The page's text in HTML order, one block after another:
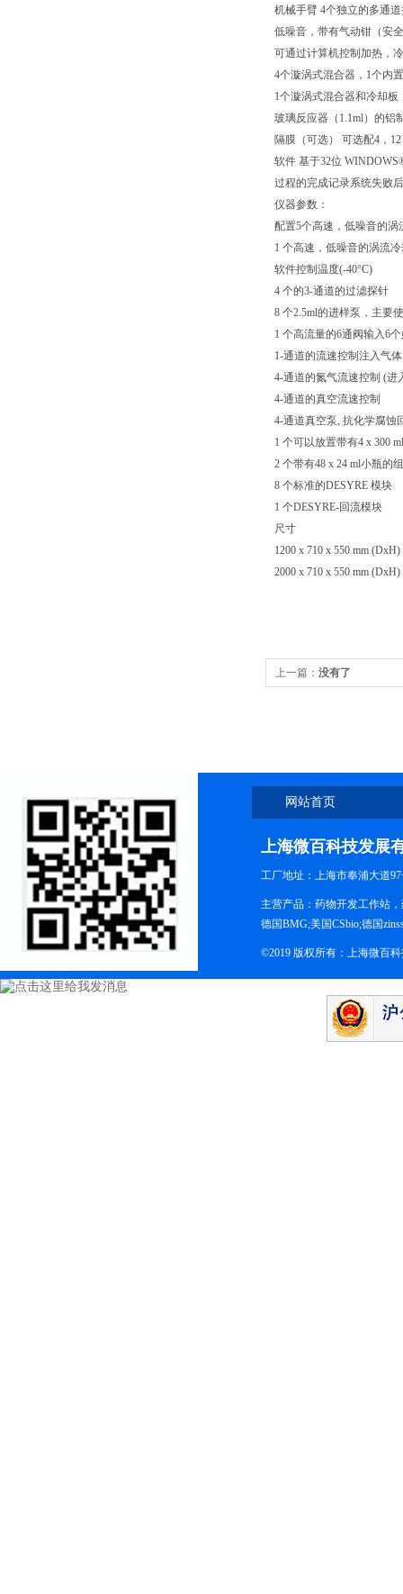
机械手臂 4个独立的多通
低噪音，带有气动钳（安
可通过计算机控制加热，
4个漩涡式混合器，1个内
1个漩涡式混合器和冷却板
玻璃反应器（1.1ml）的铝
隔膜（可选） 可选配4，
软件 基于32位
过程的完成记录系统失败
仪器参数：
配置5个高速，低噪音的
1 个高速，低噪音的涡流
软件控制温度(-40°C)
4 个的3-通道的过滤探针
8 个2.5ml的进样泵，主要
1 个高流量的6通阀输入6
1-通道的流速控制注入气
4-通道的氮气流速控制 (进
4-通道的真空流速控制
4-通道真空泵, 抗化学腐蚀
1 个可以放置带有4 x 300
2 个带有48 x 24 ml小瓶的
8 个标准的DESYRE 模块
1 个DESYRE-回流模块
尺寸
1200 x 710 x 550 mm
2000 x 710 x 550 mm
上一篇： 没有了
网站首页
上海微百科技发展
工厂地址：上海市奉浦大道
主营产品：药物开发工作站
德国BMG;美国CSbio;德国
©2019 版权所有：上海微百